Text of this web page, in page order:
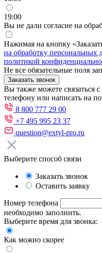
19:00
Вы не дали согласие на
Нажимая на кнопку
на обработку персональных
политикой
Не все обязательные поля
Заказать звонок
Вы также можете связаться
телефону или написать на
8 800 777 29 00
+7 495 995 23 37
question@extyl-pro.ru
Выберите способ связи
Заказать звонок
Оставить заявку
Номер телефона
необходимо заполнить.
Выберите время для звонка:
Как можно скорее